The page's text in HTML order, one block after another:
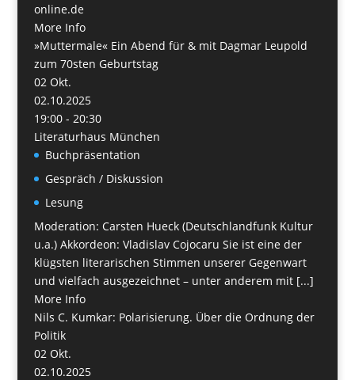
online.de
More Info
»Muttermale« Ein Abend für & mit Dagmar Leupold
zum 70sten Geburtstag
02 Okt.
02.10.2025
19:00 - 20:30
Literaturhaus München
Buchpräsentation
Gespräch / Diskussion
Lesung
Moderation: Carsten Hueck (Deutschlandfunk Kultur
u.a.) Akkordeon: Vladislav Cojocaru Sie ist eine der
klügsten literarischen Stimmen unserer Gegenwart
und vielfach ausgezeichnet – unter anderem mit [...]
More Info
Nils C. Kumkar: Polarisierung. Über die Ordnung der
Politik
02 Okt.
02.10.2025